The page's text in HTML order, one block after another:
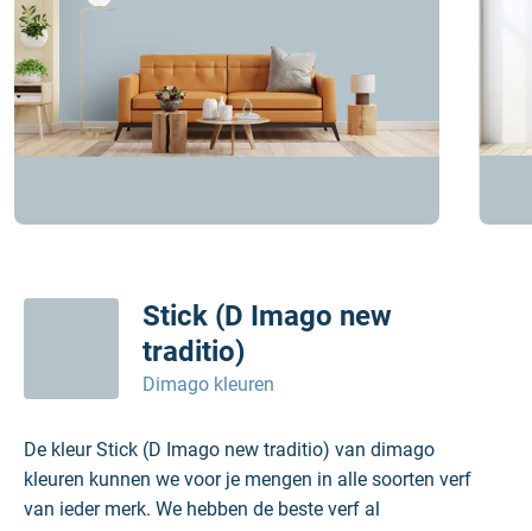
Stick (D Imago new
traditio)
Dimago kleuren
De kleur Stick (D Imago new traditio) van dimago
kleuren kunnen we voor je mengen in alle soorten verf
van ieder merk. We hebben de beste verf al